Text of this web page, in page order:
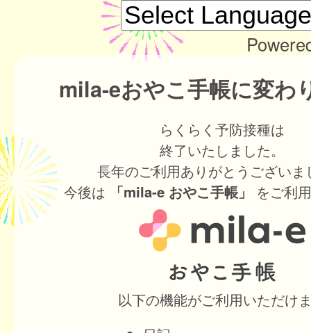
mila-eおやこ手帳に変わ
らくらく予防接種は
終了いたしました。
長年のご利用ありがとうございま
今後は
「mila-e おやこ手帳」 をご利
以下の機能がご利用いただけ